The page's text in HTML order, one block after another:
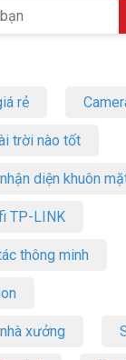
rẻ
trời nào tốt
diện khuôn
TP-LINK
thông minh
xưởng